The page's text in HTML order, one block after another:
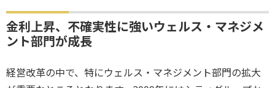
金利上昇、不確実性に強いウェルス・マネジメ
ント部門が成長
経営改革の中で、特にウェルス・マネジメント部門の拡大